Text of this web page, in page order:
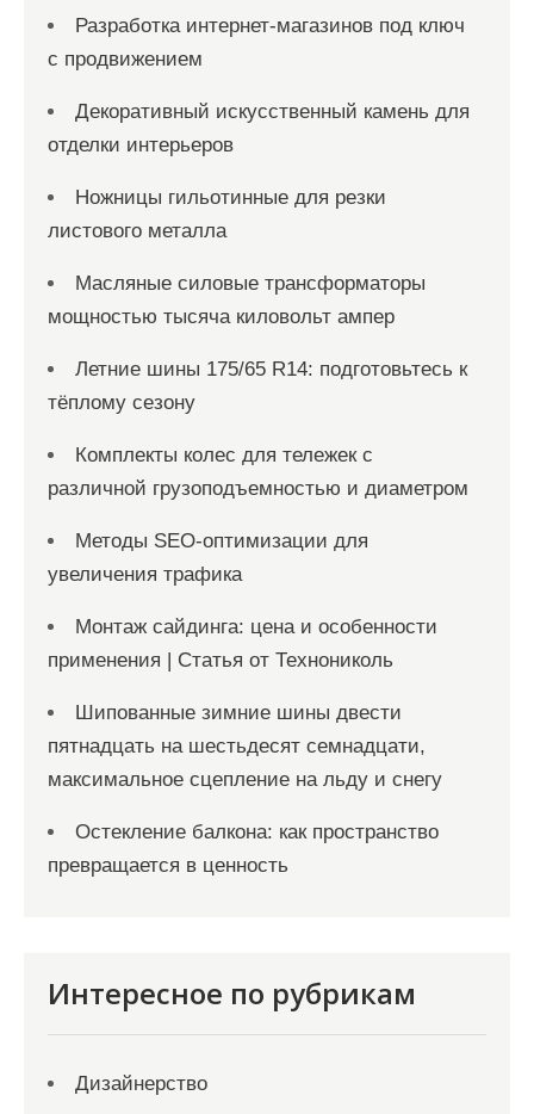
Разработка интернет-магазинов под ключ
с продвижением
Декоративный искусственный камень для
отделки интерьеров
Ножницы гильотинные для резки
листового металла
Масляные силовые трансформаторы
мощностью тысяча киловольт ампер
Летние шины 175/65 R14: подготовьтесь к
тёплому сезону
Комплекты колес для тележек с
различной грузоподъемностью и диаметром
Методы SEO-оптимизации для
увеличения трафика
Монтаж сайдинга: цена и особенности
применения | Статья от Технониколь
Шипованные зимние шины двести
пятнадцать на шестьдесят семнадцати,
максимальное сцепление на льду и снегу
Остекление балкона: как пространство
превращается в ценность
Интересное по рубрикам
Дизайнерство